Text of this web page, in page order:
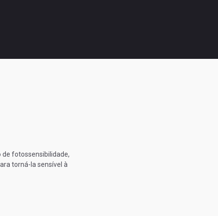
fotossensibilidade,
torná-la sensível à